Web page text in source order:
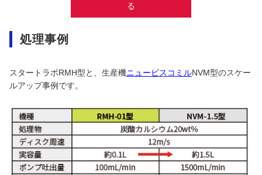
る
処理事例
スタートラボRMH型と、生産機ニュービスコミルNVM型のスケー
ルアップ事例です。